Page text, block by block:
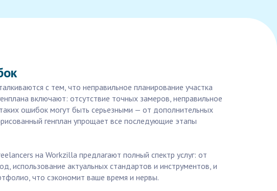
с тем, что неправильное планирование участка
включают: отсутствие точных замеров, неправильное
ошибок могут быть серьезными — от дополнительных
генплан упрощает все последующие этапы
на Workzilla предлагают полный спектр услуг: от
использование актуальных стандартов и инструментов, и
что сэкономит ваше время и нервы.